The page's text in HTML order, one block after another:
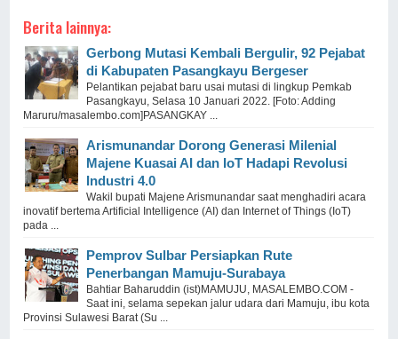
Berita lainnya:
Gerbong Mutasi Kembali Bergulir, 92 Pejabat
di Kabupaten Pasangkayu Bergeser
Pelantikan pejabat baru usai mutasi di lingkup Pemkab
Pasangkayu, Selasa 10 Januari 2022. [Foto: Adding
Maruru/masalembo.com]PASANGKAY ...
Arismunandar Dorong Generasi Milenial
Majene Kuasai AI dan IoT Hadapi Revolusi
Industri 4.0
Wakil bupati Majene Arismunandar saat menghadiri acara
inovatif bertema Artificial Intelligence (AI) dan Internet of Things (IoT)
pada ...
Pemprov Sulbar Persiapkan Rute
Penerbangan Mamuju-Surabaya
Bahtiar Baharuddin (ist)MAMUJU, MASALEMBO.COM -
Saat ini, selama sepekan jalur udara dari Mamuju, ibu kota
Provinsi Sulawesi Barat (Su ...